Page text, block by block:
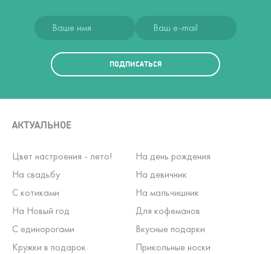
ПОДПИСАТЬСЯ
АКТУАЛЬНОЕ
Цвет настроения - лето!
На день рождения
На свадьбу
На девичник
С котиками
На мальчишник
На Новый год
Для кофеманов
С единорогами
Вкусные подарки
Кружки в подарок
Прикольные носки